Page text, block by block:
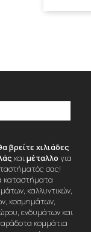
βρείτε χιλιάδες
καιμέταλλο για
σας!
καταστήματα
καλλυντικών,
κοσμημάτων,
ενδυμάτων και
κομμάτια